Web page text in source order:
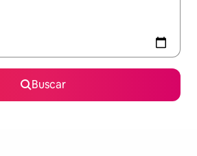
Buscar